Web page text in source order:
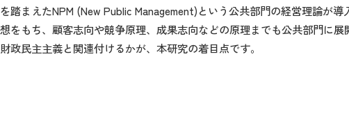
を踏まえたNPM (New Public Management)という公共部門の経営理論が
想をもち、顧客志向や競争原理、成果志向などの原理までも公共部門に
財政民主主義と関連付けるかが、本研究の着目点です。